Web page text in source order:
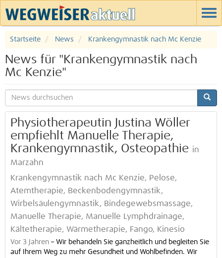
Startseite News Krankengymnastik nach Mc Kenzie
News für "Krankengymnastik nach
Mc Kenzie"
Physiotherapeutin Justina Wöller
empfiehlt Manuelle Therapie,
Krankengymnastik, Osteopathie in
Marzahn
Krankengymnastik nach Mc Kenzie, Pelose,
Atemtherapie, Beckenbodengymnastik,
Wirbelsäulengymnastik, Bindegewebsmassage,
Manuelle Therapie, Manuelle Lymphdrainage,
Kältetherapie, Wärmetherapie, Fango, Kinesio
Vor 3 Jahren – Wir behandeln Sie ganzheitlich und begleiten Sie
auf Ihrem Weg zu mehr Gesundheit und Wohlbefinden. Wir